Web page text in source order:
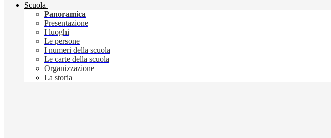
Scuola
Panoramica
Presentazione
I luoghi
Le persone
I numeri della scuola
Le carte della scuola
Organizzazione
La storia